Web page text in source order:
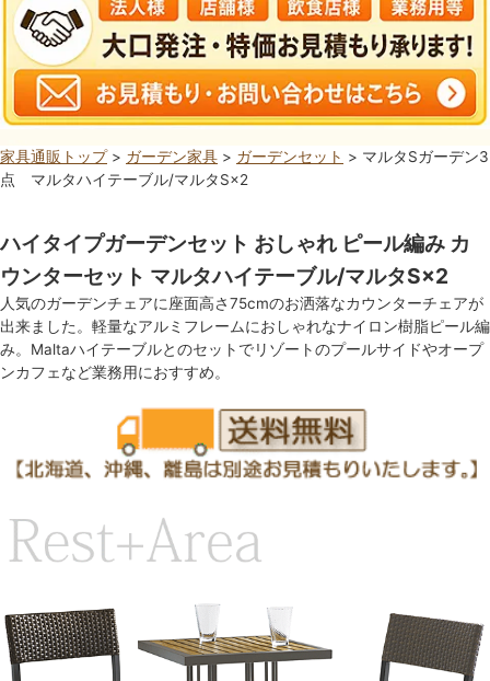
家具通販トップ> ガーデン家具 > ガーデンセット > マルタSガーデン3
点 マルタハイテーブル/マルタS×2
ハイタイプガーデンセット おしゃれ ピール編み カ
ウンターセット マルタハイテーブル/マルタS×2
人気のガーデンチェアに座面高さ75cmのお洒落なカウンターチェアが
出来ました。軽量なアルミフレームにおしゃれなナイロン樹脂ピール編
み。Maltaハイテーブルとのセットでリゾートのプールサイドやオープ
ンカフェなど業務用におすすめ。